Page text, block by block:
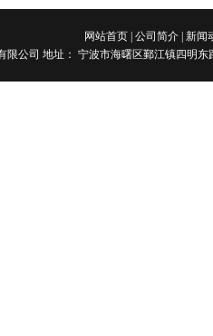
网站首页 公司简介 新闻
公司 地址： 宁波市海曙区鄞江镇四明东